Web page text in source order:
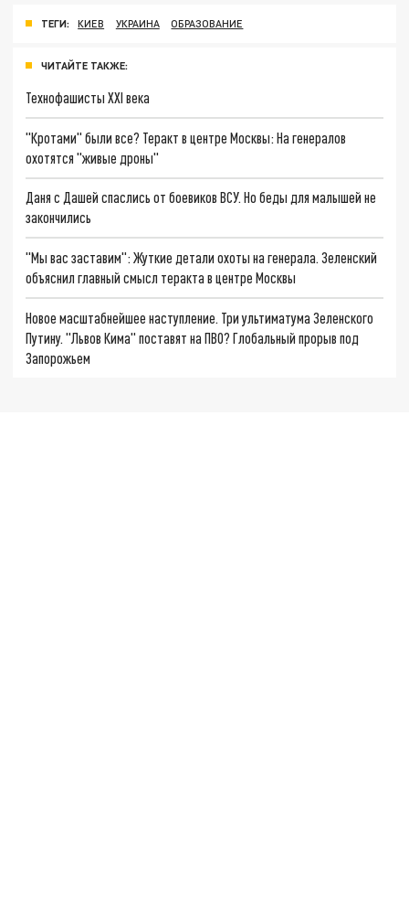
ТЕГИ: КИЕВ УКРАИНА ОБРАЗОВАНИЕ
ЧИТАЙТЕ ТАКЖЕ:
Технофашисты XXI века
"Кротами" были все? Теракт в центре Москвы: На генералов
охотятся "живые дроны"
Даня с Дашей спаслись от боевиков ВСУ. Но беды для малышей не
закончились
"Мы вас заставим": Жуткие детали охоты на генерала. Зеленский
объяснил главный смысл теракта в центре Москвы
Новое масштабнейшее наступление. Три ультиматума Зеленского
Путину. "Львов Кима" поставят на ПВО? Глобальный прорыв под
Запорожьем